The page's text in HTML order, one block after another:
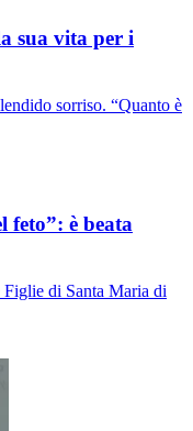
sua vita per i
sorriso. “Quanto è
feto”: è beata
Figlie di Santa Maria di